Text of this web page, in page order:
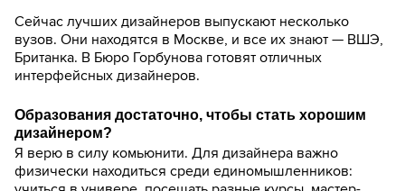
Сейчас лучших дизайнеров выпускают несколько
вузов. Они находятся в Москве, и все их знают — ВШЭ,
Британка. В Бюро Горбунова готовят отличных
интерфейсных дизайнеров.
Образования достаточно, чтобы стать хорошим
дизайнером?
Я верю в силу комьюнити. Для дизайнера важно
физически находиться среди единомышленников: